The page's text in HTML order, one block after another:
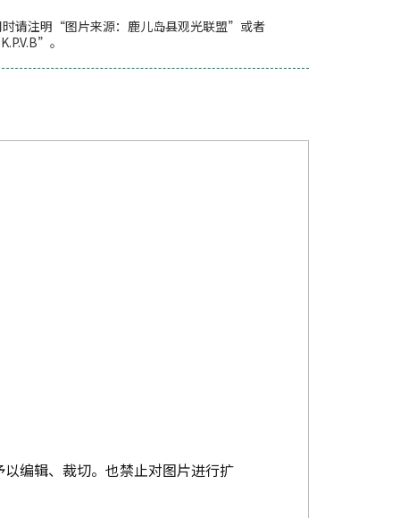
时请注明“图片来源：鹿儿岛县观光联盟”或者
。
编辑、裁切。也禁止对图片进行扩